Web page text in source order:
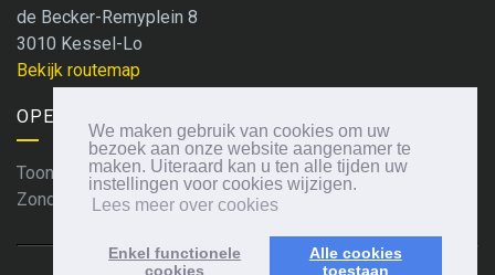
We maken gebruik van cookies om uw
bezoek aan onze website aangenamer te
maken. Uiteraard kan u ten alle tijden uw
instellingen voor cookies wijzigen.
Lees meer over cookies
Enkel functionele
cookies
Alle cookies
toestaan
de Becker-Remyplein 8
3010 Kessel-Lo
Bekijk routemap
OPENINGSUREN
Toonzaal: enkel op afspraak
Zondag:
Gesloten